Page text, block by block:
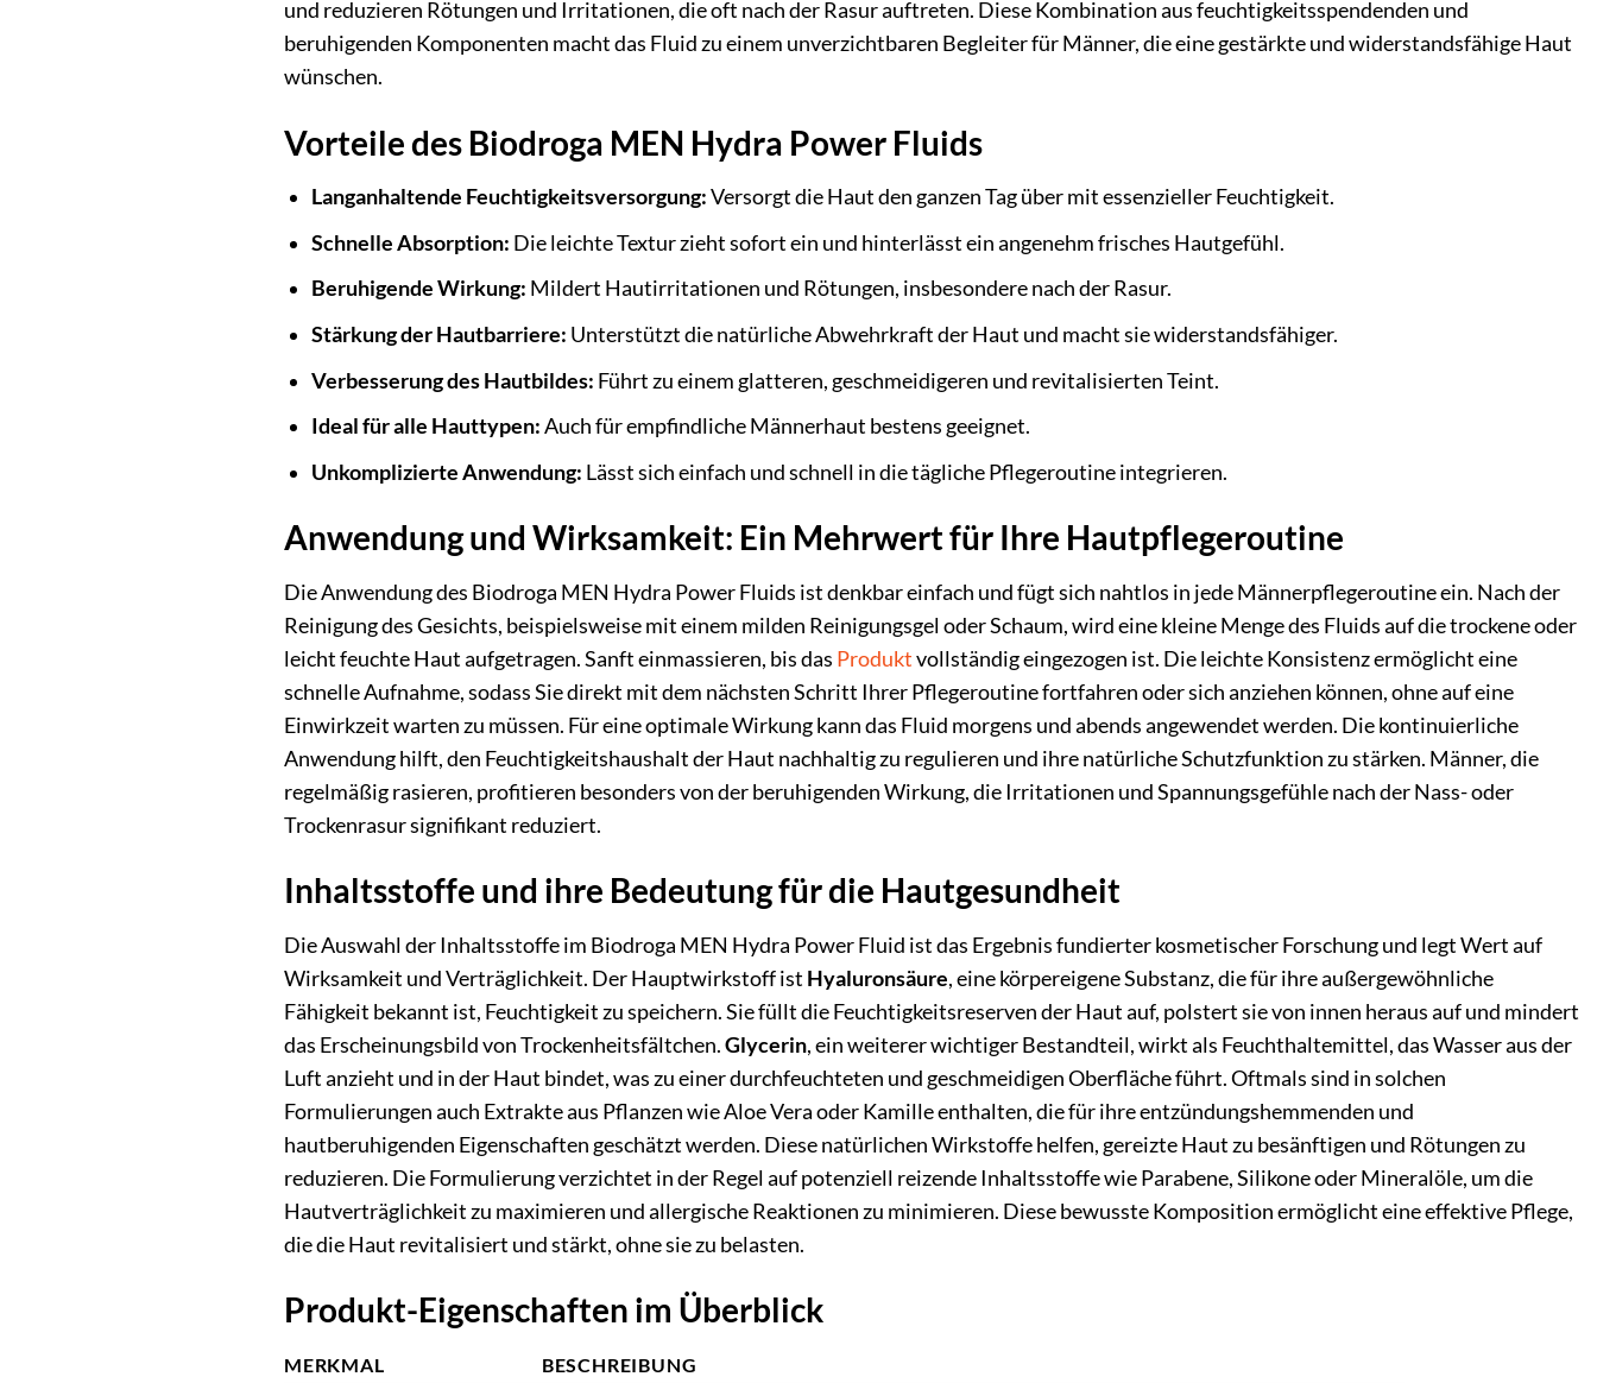
und reduzieren Rötungen und Irritationen, die oft nach der Rasur auftreten. Diese Kombination aus feuchtigkeitsspendenden und
beruhigenden Komponenten macht das Fluid zu einem unverzichtbaren Begleiter für Männer, die eine gestärkte und widerstandsfähige Haut
wünschen.
Vorteile des Biodroga MEN Hydra Power Fluids
Langanhaltende Feuchtigkeitsversorgung:Versorgt die Haut den ganzen Tag über mit essenzieller Feuchtigkeit.
Schnelle Absorption: Die leichte Textur zieht sofort ein und hinterlässt ein angenehm frisches Hautgefühl.
Beruhigende Wirkung: Mildert Hautirritationen und Rötungen, insbesondere nach der Rasur.
Stärkung der Hautbarriere: Unterstützt die natürliche Abwehrkraft der Haut und macht sie widerstandsfähiger.
Verbesserung des Hautbildes: Führt zu einem glatteren, geschmeidigeren und revitalisierten Teint.
Ideal für alle Hauttypen:Auch für empfindliche Männerhaut bestens geeignet.
Unkomplizierte Anwendung: Lässt sich einfach und schnell in die tägliche Pflegeroutine integrieren.
Anwendung und Wirksamkeit: Ein Mehrwert für Ihre Hautpflegeroutine
Die Anwendung des Biodroga MEN Hydra Power Fluids ist denkbar einfach und fügt sich nahtlos in jede Männerpflegeroutine ein. Nach der
Reinigung des Gesichts, beispielsweise mit einem milden Reinigungsgel oder Schaum, wird eine kleine Menge des Fluids auf die trockene oder
leicht feuchte Haut aufgetragen. Sanft einmassieren, bis das Produktvollständig eingezogen ist. Die leichte Konsistenz ermöglicht eine
schnelle Aufnahme, sodass Sie direkt mit dem nächsten Schritt Ihrer Pflegeroutine fortfahren oder sich anziehen können, ohne auf eine
Einwirkzeit warten zu müssen. Für eine optimale Wirkung kann das Fluid morgens und abends angewendet werden. Die kontinuierliche
Anwendung hilft, den Feuchtigkeitshaushalt der Haut nachhaltig zu regulieren und ihre natürliche Schutzfunktion zu stärken. Männer, die
regelmäßig rasieren, profitieren besonders von der beruhigenden Wirkung, die Irritationen und Spannungsgefühle nach der Nass- oder
Trockenrasur signifikant reduziert.
Inhaltsstoffe und ihre Bedeutung für die Hautgesundheit
Die Auswahl der Inhaltsstoffe im Biodroga MEN Hydra Power Fluid ist das Ergebnis fundierter kosmetischer Forschung und legt Wert auf
Wirksamkeit und Verträglichkeit. Der Hauptwirkstoff ist Hyaluronsäure, eine körpereigene Substanz, die für ihre außergewöhnliche
Fähigkeit bekannt ist, Feuchtigkeit zu speichern. Sie füllt die Feuchtigkeitsreserven der Haut auf, polstert sie von innen heraus auf und mindert
das Erscheinungsbild von Trockenheitsfältchen.Glycerin, ein weiterer wichtiger Bestandteil, wirkt als Feuchthaltemittel, das Wasser aus der
Luft anzieht und in der Haut bindet, was zu einer durchfeuchteten und geschmeidigen Oberfläche führt. Oftmals sind in solchen
Formulierungen auch Extrakte aus Pflanzen wie Aloe Vera oder Kamille enthalten, die für ihre entzündungshemmenden und
hautberuhigenden Eigenschaften geschätzt werden. Diese natürlichen Wirkstoffe helfen, gereizte Haut zu besänftigen und Rötungen zu
reduzieren. Die Formulierung verzichtet in der Regel auf potenziell reizende Inhaltsstoffe wie Parabene, Silikone oder Mineralöle, um die
Hautverträglichkeit zu maximieren und allergische Reaktionen zu minimieren. Diese bewusste Komposition ermöglicht eine effektive Pflege,
die die Haut revitalisiert und stärkt, ohne sie zu belasten.
Produkt-Eigenschaften im Überblick
MERKMAL
BESCHREIBUNG